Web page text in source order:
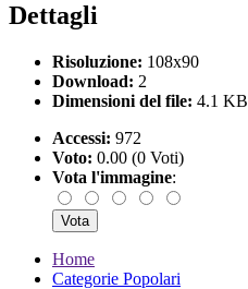
Dettagli
Risoluzione: 108x90
Download: 2
Dimensioni del file: 4.1 KB
Accessi: 972
Voto: 0.00 (0 Voti)
Vota l'immagine:
Home
Categorie Popolari